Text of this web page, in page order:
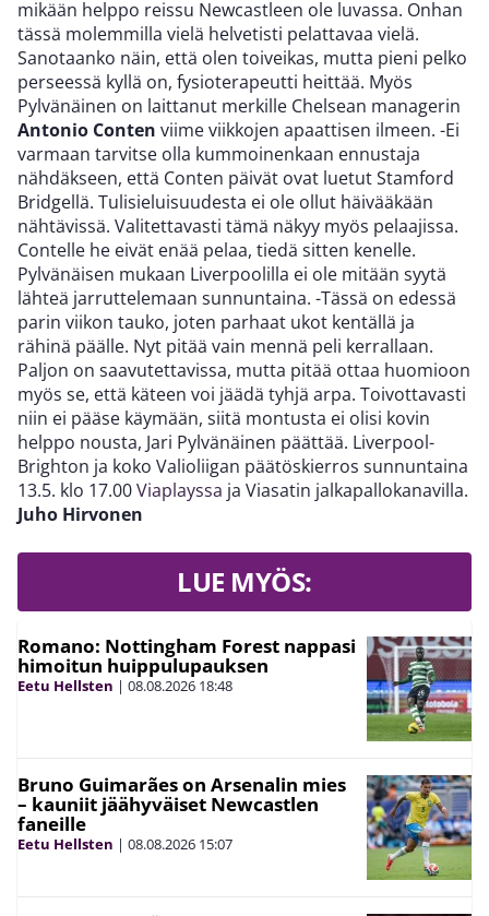
mikään helppo reissu Newcastleen ole luvassa. Onhan
tässä molemmilla vielä helvetisti pelattavaa vielä.
Sanotaanko näin, että olen toiveikas, mutta pieni pelko
perseessä kyllä on, fysioterapeutti heittää. Myös
Pylvänäinen on laittanut merkille Chelsean managerin
Antonio Conten viime viikkojen apaattisen ilmeen. -Ei
varmaan tarvitse olla kummoinenkaan ennustaja
nähdäkseen, että Conten päivät ovat luetut Stamford
Bridgellä. Tulisieluisuudesta ei ole ollut häivääkään
nähtävissä. Valitettavasti tämä näkyy myös pelaajissa.
Contelle he eivät enää pelaa, tiedä sitten kenelle.
Pylvänäisen mukaan Liverpoolilla ei ole mitään syytä
lähteä jarruttelemaan sunnuntaina. -Tässä on edessä
parin viikon tauko, joten parhaat ukot kentällä ja
rähinä päälle. Nyt pitää vain mennä peli kerrallaan.
Paljon on saavutettavissa, mutta pitää ottaa huomioon
myös se, että käteen voi jäädä tyhjä arpa. Toivottavasti
niin ei pääse käymään, siitä montusta ei olisi kovin
helppo nousta, Jari Pylvänäinen päättää. Liverpool-
Brighton ja koko Valioliigan päätöskierros sunnuntaina
13.5. klo 17.00Viaplayssa ja Viasatin jalkapallokanavilla.
Juho Hirvonen
LUE MYÖS:
Romano: Nottingham Forest nappasi
himoitun huippulupauksen
Eetu Hellsten | 08.08.2026 18:48
Bruno Guimarães on Arsenalin mies
– kauniit jäähyväiset Newcastlen
faneille
Eetu Hellsten | 08.08.2026 15:07